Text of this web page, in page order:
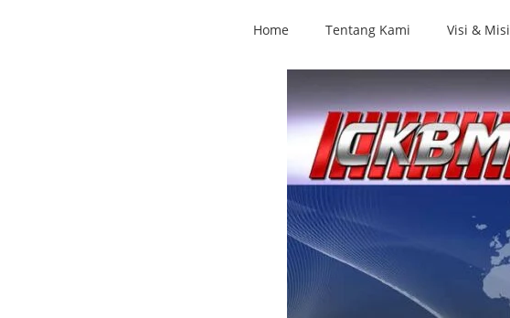
Home Tentang Kami Visi & Misi